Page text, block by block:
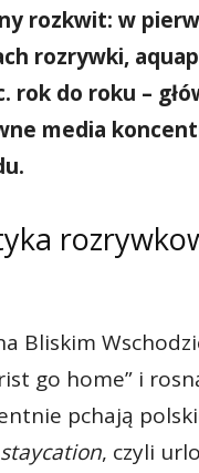
rozkwit: w
rozrywki,
rok do roku –
media
Bliskim
go home” i
pchają
staycation, czyli